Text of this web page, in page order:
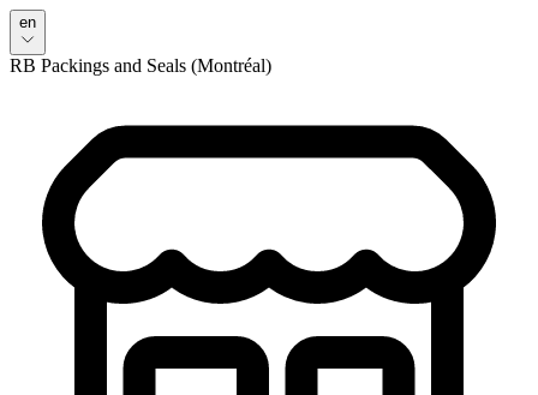
en
RB Packings and Seals (Montréal)